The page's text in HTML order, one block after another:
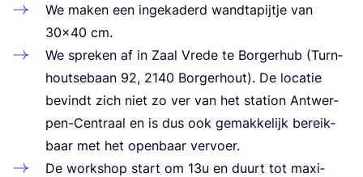
We maken een inge­ka­derd wand­ta­pijt­je van
30×40 cm.
We spre­ken af in Zaal Vre­de te Bor­ger­hub (Turn­
hout­se­baan 92, 2140 Bor­ger­hout). De loca­tie
bevindt zich niet zo ver van het sta­ti­on Ant­wer­
pen-Cen­traal en is dus ook gemak­ke­lijk bereik­
baar met het open­baar vervoer.
De work­shop start om 13u en duurt tot maxi­